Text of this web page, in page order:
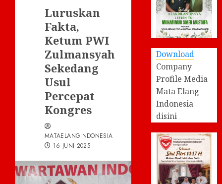
Luruskan
Fakta,
Ketum PWI
Zulmansyah
Sekedang
Usul
Percepat
Kongres
MATAELANGINDONESIA
16 JUNI 2025
Download
Company
Profile Media
Mata Elang
Indonesia
disini